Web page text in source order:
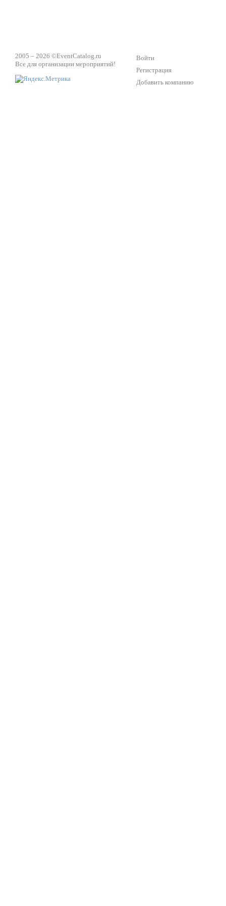
2005 – 2026 ©EventCatalog.ru
Все для организации мероприятий!
Войти
Регистрация
Добавить компанию